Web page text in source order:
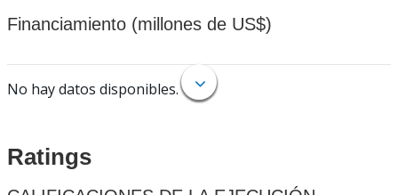
Financiamiento (millones de US$)
No hay datos disponibles.
Ratings